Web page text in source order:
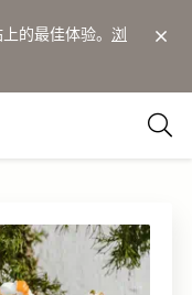
的最佳体验。 浏